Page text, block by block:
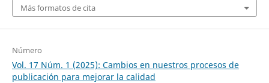
Más formatos de cita
Número
Vol. 17 Núm. 1 (2025): Cambios en nuestros procesos de
publicación para mejorar la calidad